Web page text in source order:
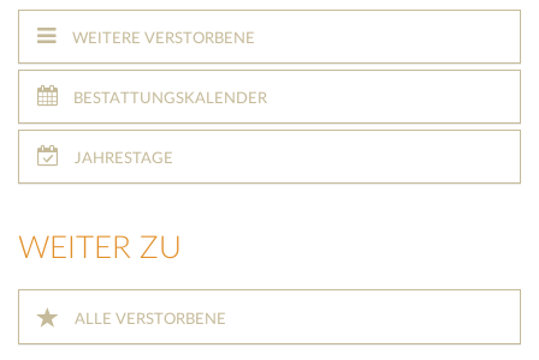
WEITERE VERSTORBENE
BESTATTUNGSKALENDER
JAHRESTAGE
WEITER ZU
ALLE VERSTORBENE